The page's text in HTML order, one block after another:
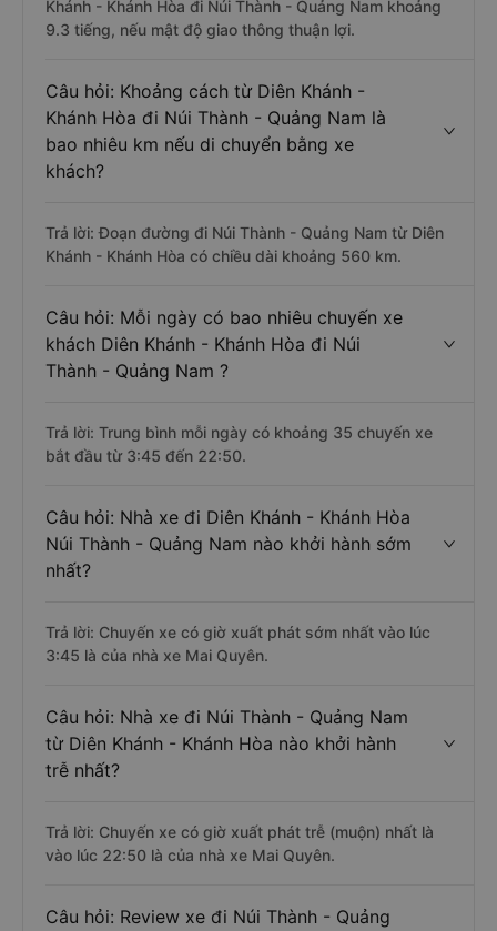
Khánh - Khánh Hòa đi Núi Thành - Quảng Nam khoảng
9.3 tiếng, nếu mật độ giao thông thuận lợi.
Câu hỏi: Khoảng cách từ Diên Khánh -
Khánh Hòa đi Núi Thành - Quảng Nam là
bao nhiêu km nếu di chuyển bằng xe
khách?
Trả lời: Đoạn đường đi Núi Thành - Quảng Nam từ Diên
Khánh - Khánh Hòa có chiều dài khoảng 560 km.
Câu hỏi: Mỗi ngày có bao nhiêu chuyến xe
khách Diên Khánh - Khánh Hòa đi Núi
Thành - Quảng Nam ?
Trả lời: Trung bình mỗi ngày có khoảng 35 chuyến xe
bắt đầu từ 3:45 đến 22:50.
Câu hỏi: Nhà xe đi Diên Khánh - Khánh Hòa
Núi Thành - Quảng Nam nào khởi hành sớm
nhất?
Trả lời: Chuyến xe có giờ xuất phát sớm nhất vào lúc
3:45 là của nhà xe Mai Quyên.
Câu hỏi: Nhà xe đi Núi Thành - Quảng Nam
từ Diên Khánh - Khánh Hòa nào khởi hành
trễ nhất?
Trả lời: Chuyến xe có giờ xuất phát trễ (muộn) nhất là
vào lúc 22:50 là của nhà xe Mai Quyên.
Câu hỏi: Review xe đi Núi Thành - Quảng